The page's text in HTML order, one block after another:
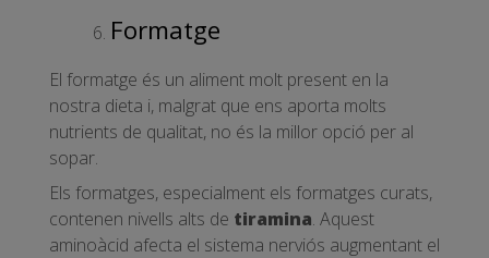
Formatge
El formatge és un aliment molt present en la
nostra dieta i, malgrat que ens aporta molts
nutrients de qualitat, no és la millor opció per al
sopar.
Els formatges, especialment els formatges curats,
contenen nivells alts de tiramina. Aquest
aminoàcid afecta el sistema nerviós augmentant el